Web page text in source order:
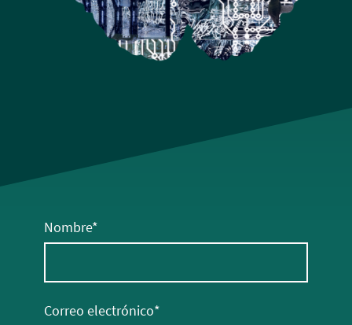
Nombre*
Correo electrónico*